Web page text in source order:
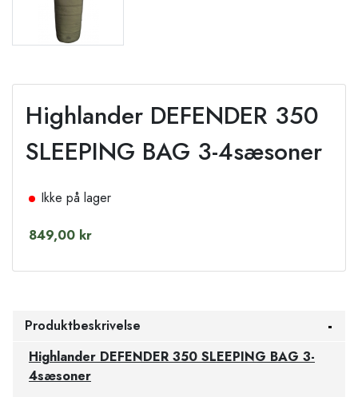
Highlander DEFENDER 350
SLEEPING BAG 3-4sæsoner
Ikke på lager
849,00 kr
Produktbeskrivelse
Highlander DEFENDER 350 SLEEPING BAG 3-
4sæsoner